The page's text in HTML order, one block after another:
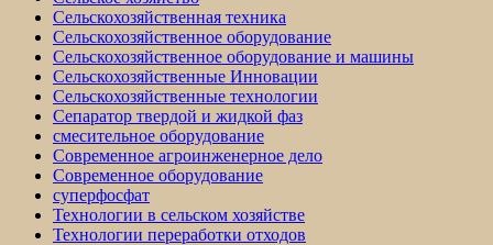
Сельскохозяйственная техника
Сельскохозяйственное оборудование
Сельскохозяйственное оборудование и машины
Сельскохозяйственные Инновации
Сельскохозяйственные технологии
Сепаратор твердой и жидкой фаз
смесительное оборудование
Современное агроинженерное дело
Современное оборудование
суперфосфат
Технологии в сельском хозяйстве
Технологии переработки отходов